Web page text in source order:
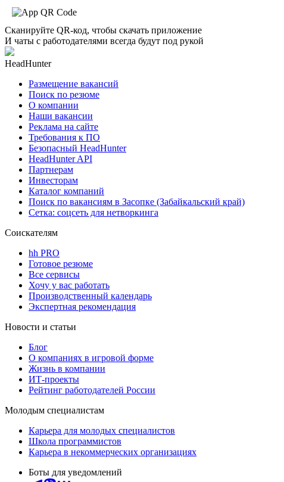
Сканируйте QR-код, чтобы скачать приложение
И чаты с работодателями всегда будут под рукой
HeadHunter
Размещение вакансий
Поиск по резюме
О компании
Наши вакансии
Реклама на сайте
Требования к ПО
Безопасный HeadHunter
HeadHunter API
Партнерам
Инвесторам
Каталог компаний
Поиск по вакансиям в Засопке (Забайкальский край)
Сетка: соцсеть для нетворкинга
Соискателям
hh PRO
Готовое резюме
Все сервисы
Хочу у вас работать
Производственный календарь
Экспертная рекомендация
Новости и статьи
Блог
О компаниях в игровой форме
Жизнь в компании
ИТ-проекты
Рейтинг работодателей России
Молодым специалистам
Карьера для молодых специалистов
Школа программистов
Карьера в некоммерческих организациях
Боты для уведомлений